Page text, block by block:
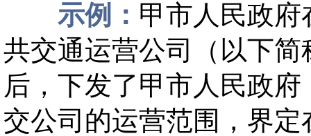
示例： 甲市人民政
共交通运营公司（以下
后，下发了甲市人民政
交公司的运营范围，界